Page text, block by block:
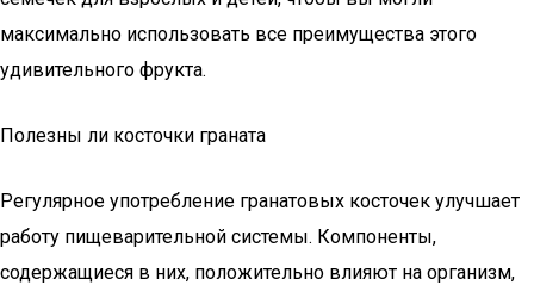
максимально использовать все преимущества этого
удивительного фрукта.
Полезны ли косточки граната
Регулярное употребление гранатовых косточек улучшает
работу пищеварительной системы. Компоненты,
содержащиеся в них, положительно влияют на организм,